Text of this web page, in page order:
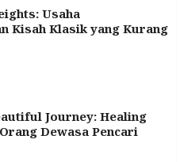
Usaha
Kisah Klasik yang Kurang
Journey: Healing
Dewasa Pencari